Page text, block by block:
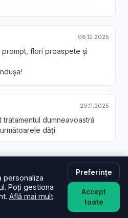
08.12.2025
flori proaspete și
29.11.2025
tratamentul dumneavoastră
dăți
- Intrebari
personaliza
Poți gestiona
Află mai mult.
Preferințe
Accept
toate